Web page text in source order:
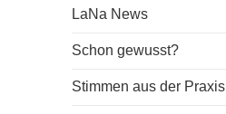
LaNa News
Schon gewusst?
Stimmen aus der Praxis